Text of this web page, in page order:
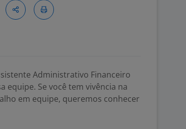
Administrativo Financeiro
equipe. Se você tem vivência na
em equipe, queremos conhecer